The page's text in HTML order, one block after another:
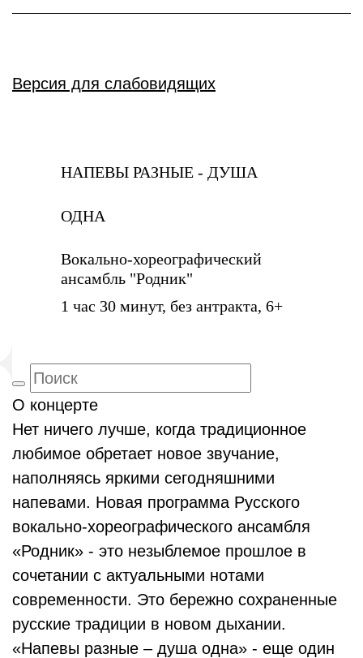
Версия для слабовидящих
НАПЕВЫ РАЗНЫЕ - ДУША
ОДНА
Вокально-хореографический
ансамбль "Родник"
1 час 30 минут, без антракта, 6+
О концерте
Нет ничего лучше, когда традиционное
любимое обретает новое звучание,
наполняясь яркими сегодняшними
напевами. Новая программа Русского
вокально-хореографического ансамбля
«Родник» - это незыблемое прошлое в
сочетании с актуальными нотами
современности. Это бережно сохраненные
русские традиции в новом дыхании.
«Напевы разные – душа одна» - еще один